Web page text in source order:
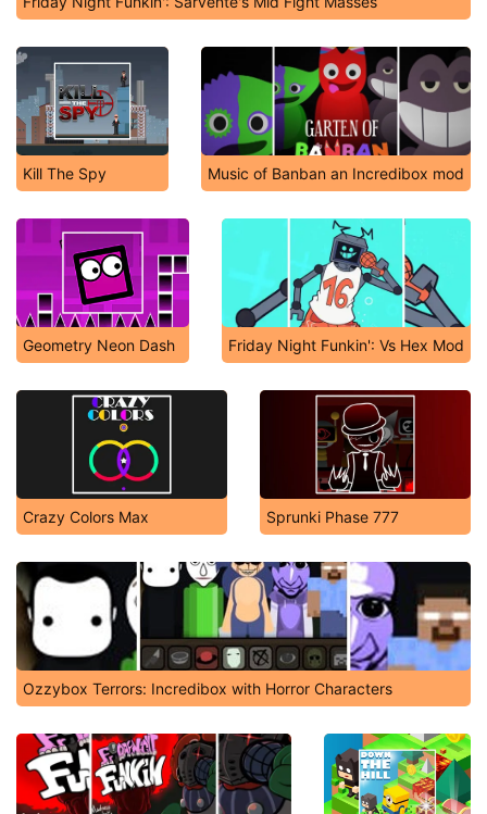
Kill The Spy Music of Banban an Incredibox mod
Geometry Neon Dash Friday Night Funkin': Vs Hex Mod
Crazy Colors Max Sprunki Phase 777
Ozzybox Terrors: Incredibox with Horror Characters